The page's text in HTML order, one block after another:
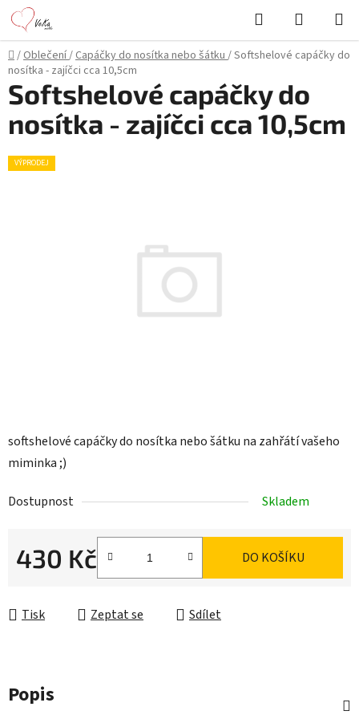
Přejít
na
obsah
Hledat
KOŠÍK
Domů
/Oblečení/Capáčky do nosítka nebo šátku/Softshelové capáčky do
nosítka - zajíčci cca 10,5cm
softshelové capáčky do nosítka nebo šátku na zahřátí vašeho
miminka ;)
Dostupnost Skladem
430 Kč DO KOŠÍKU
Tisk Zeptat se Sdílet
Softshelové capáčky do
nosítka - zajíčci cca 10,5cm
VÝPRODEJ
Popis